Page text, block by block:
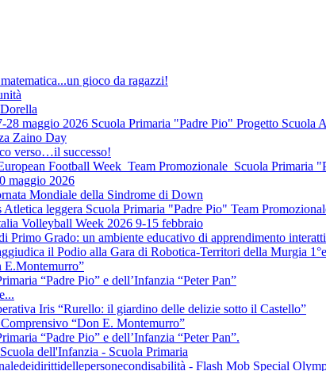
gioco da ragazzi!
28 maggio 2026 Scuola Primaria "Padre Pio" Progetto Scuola
Zaino Day
verso…il successo!
Football Week Team Promozionale Scuola Primaria
maggio 2026
Mondiale della Sindrome di Down
Atletica leggera Scuola Primaria "Padre Pio" Team
Volleyball Week 2026 9-15 febbraio
Primo Grado: un ambiente educativo di apprendimento
il Podio alla Gara di Robotica-Territori della Murgia
E.Montemurro”
“Padre Pio” e dell’Infanzia “Peter Pan”
Iris “Rurello: il giardino delle delizie sotto il Castello”
“Don E. Montemurro”
“Padre Pio” e dell’Infanzia “Peter Pan”.
dell'Infanzia - Scuola Primaria
- Flash Mob Special